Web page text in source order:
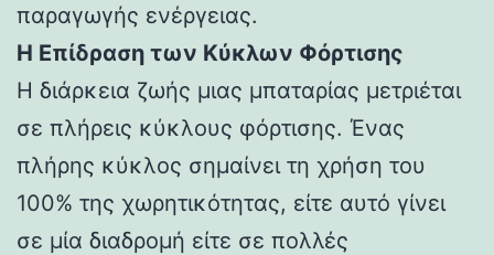
παραγωγής ενέργειας.
Η Επίδραση των Κύκλων Φόρτισης
Η διάρκεια ζωής μιας μπαταρίας μετριέται
σε πλήρεις κύκλους φόρτισης. Ένας
πλήρης κύκλος σημαίνει τη χρήση του
100% της χωρητικότητας, είτε αυτό γίνει
σε μία διαδρομή είτε σε πολλές